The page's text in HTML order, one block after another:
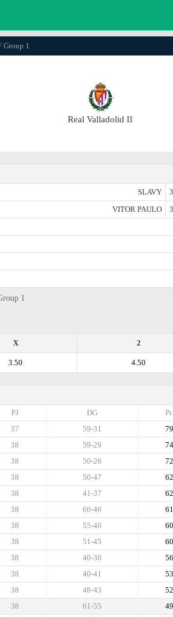
Group 1
Real Valladolid II
SLAVY
VITOR PAULO
1
2
X
4.50
3.50
Pt.
DG
PJ
79
59-31
37
74
59-29
38
72
50-26
38
62
50-47
38
62
41-37
38
61
60-46
38
60
55-40
38
60
51-45
38
56
40-30
38
53
40-41
38
52
48-43
38
49
61-55
38